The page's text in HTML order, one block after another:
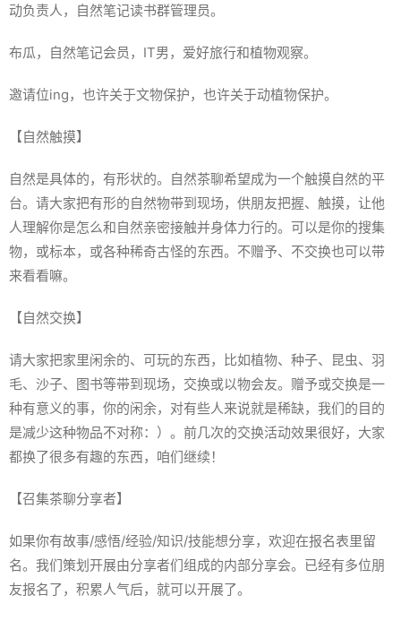
动负责人，自然笔记读书群管理员。
布瓜，自然笔记会员，IT男，爱好旅行和植物观察。
邀请位ing，也许关于文物保护，也许关于动植物保护。
【自然触摸】
自然是具体的，有形状的。自然茶聊希望成为一个触摸自然的平
台。请大家把有形的自然物带到现场，供朋友把握、触摸，让他
人理解你是怎么和自然亲密接触并身体力行的。可以是你的搜集
物，或标本，或各种稀奇古怪的东西。不赠予、不交换也可以带
来看看嘛。
【自然交换】
请大家把家里闲余的、可玩的东西，比如植物、种子、昆虫、羽
毛、沙子、图书等带到现场，交换或以物会友。赠予或交换是一
种有意义的事，你的闲余，对有些人来说就是稀缺，我们的目的
是减少这种物品不对称：）。前几次的交换活动效果很好，大家
都换了很多有趣的东西，咱们继续！
【召集茶聊分享者】
如果你有故事/感悟/经验/知识/技能想分享，欢迎在报名表里留
名。我们策划开展由分享者们组成的内部分享会。已经有多位朋
友报名了，积累人气后，就可以开展了。